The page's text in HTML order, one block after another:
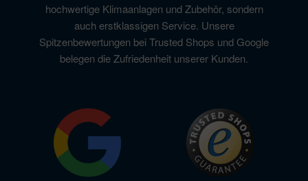
hochwertige Klimaanlagen und Zubehör, sondern
auch erstklassigen Service. Unsere
Spitzenbewertungen bei Trusted Shops und Google
belegen die Zufriedenheit unserer Kunden.